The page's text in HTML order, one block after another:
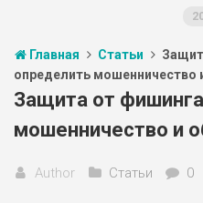
Статьи
Партнеры
Главная Статьи
определить мошенничество
Защита от
мошенничество и
Author Статьи 0